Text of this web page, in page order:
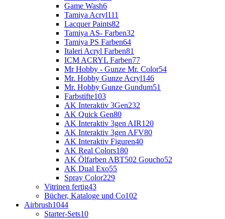
Game Wash6
Tamiya Acryl111
Lacquer Paints82
Tamiya AS- Farben32
Tamiya PS Farben64
Italeri Acryl Farben81
ICM ACRYL Farben77
Mr Hobby - Gunze Mr. Color54
Mr. Hobby Gunze Acryl146
Mr. Hobby Gunze Gundum51
Farbstifte103
AK Interaktiv 3Gen232
AK Quick Gen80
AK Interaktiv 3gen AIR120
AK Interaktiv 3gen AFV80
AK Interaktiv Figuren40
AK Real Colors180
AK Ölfarben ABT502 Goucho52
AK Dual Exo55
Spray Color229
Vitrinen fertig43
Bücher, Kataloge und Co102
Airbrush1044
Starter-Sets10